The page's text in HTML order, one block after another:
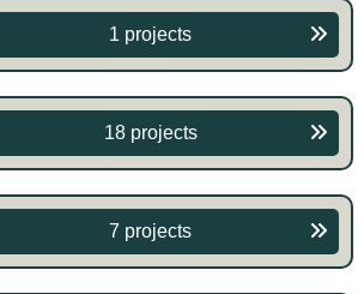
1 projects
18 projects
7 projects